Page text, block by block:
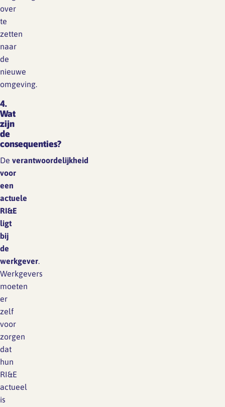
over
te
zetten
naar
de
nieuwe
omgeving.
4.
Wat
zijn
de
consequenties?
De verantwoordelijkheid
voor
een
actuele
RI&E
ligt
bij
de
werkgever.
Werkgevers
moeten
er
zelf
voor
zorgen
dat
hun
RI&E
actueel
is